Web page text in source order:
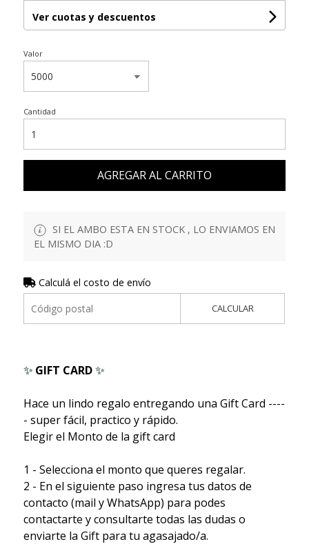
Ver cuotas y descuentos
Valor
Cantidad
AGREGAR AL CARRITO
SI EL AMBO ESTA EN STOCK , LO ENVIAMOS EN
EL MISMO DIA :D
Calculá el costo de envío
CALCULAR
✨GIFT CARD✨
Hace un lindo regalo entregando una Gift Card ----
- super fácil, practico y rápido.
Elegir el Monto de la gift card
1 - Selecciona el monto que queres regalar.
2 - En el siguiente paso ingresa tus datos de
contacto (mail y WhatsApp) para podes
contactarte y consultarte todas las dudas o
enviarte la Gift para tu agasajado/a.